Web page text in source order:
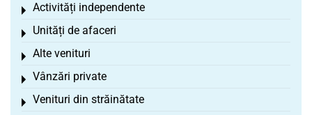
Activități independente
Toggle menu
Unități de afaceri
Toggle menu
Alte venituri
Toggle menu
Vânzări private
Toggle menu
Venituri din străinătate
Toggle menu